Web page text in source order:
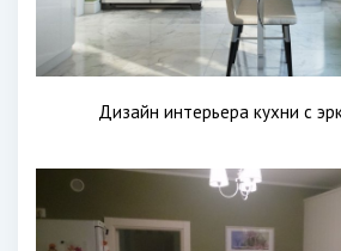
Дизайн интерьера кухни с